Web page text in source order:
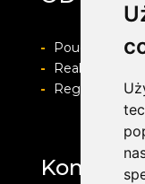
-
Pouczenie o
-
Realizacja
-
Regulamin i
Kontakt